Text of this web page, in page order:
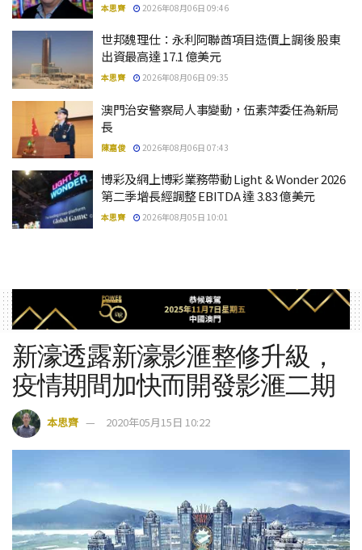
本思齊 2026年08月06日 09:46
世邦魏理仕：永利阿聯酋項目造價上調後 股東
出資最高達 17.1 億美元
本思齊 2026年08月06日 09:35
澳門治安警察局人事變動，伍素萍委任為新局
長
陳嘉俊 2026年08月06日 07:43
博彩及網上博彩業務帶動 Light & Wonder 2026
第二季增長經調整 EBITDA 達 3.83 億美元
本思齊 2026年08月05日 10:01
新濠透露新濠影滙整修升級，
疫情期間加快而開發影滙二期
本思齊 2020年05月15日 10:22